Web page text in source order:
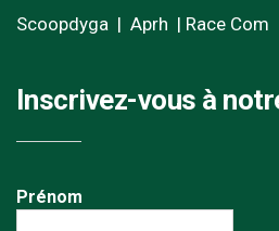
Scoopdyga | Aprh | Race Com
Inscrivez-vous à
Prénom